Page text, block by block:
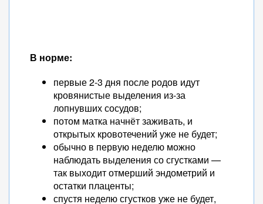
В норме:
первые 2-3 дня после родов идут
кровянистые выделения из-за
лопнувших сосудов;
потом матка начнёт заживать, и
открытых кровотечений уже не будет;
обычно в первую неделю можно
наблюдать выделения со сгустками —
так выходит отмерший эндометрий и
остатки плаценты;
спустя неделю сгустков уже не будет,